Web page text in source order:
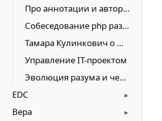
Про аннотации и авторство кода
Собеседование php разработчика - темы для обсуждения
Тамара Кулинкович о мотивации в IT проектах
Управление IT-проектом
Эволюция разума и человечества
EDC
Вера